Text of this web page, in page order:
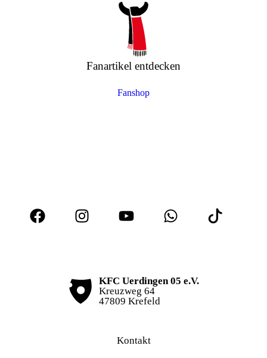
Fanartikel entdecken
Fanshop
KFC Uerdingen 05 e.V.
Kreuzweg 64
47809 Krefeld
Kontakt